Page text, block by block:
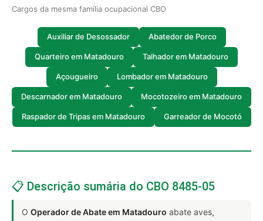
Cargos da mesma família ocupacional CBO
Auxiliar de Desossador Abatedor de Porco
Quarteiro em Matadouro Talhador em Matadouro
Açougueiro Lombador em Matadouro
Descarnador em Matadouro Mocotozeiro em Matadouro
Raspador de Tripas em Matadouro Garreador de Mocotó
📋 Descrição sumária do CBO 8485-05
O Operador de Abate em Matadouro abate aves,